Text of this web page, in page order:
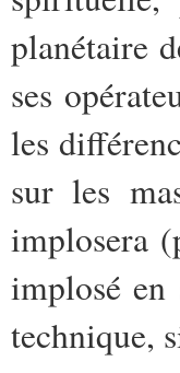
planétaire
ses
les
sur les
implosera
implosé en
technique,